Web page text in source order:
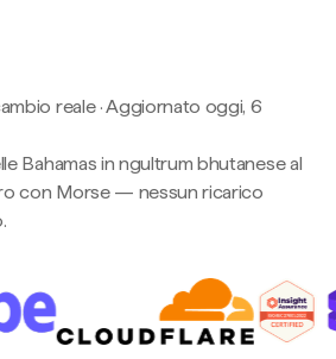
reale·Aggiornato oggi, 6
Bahamas in ngultrum bhutanese al
con Morse — nessun ricarico